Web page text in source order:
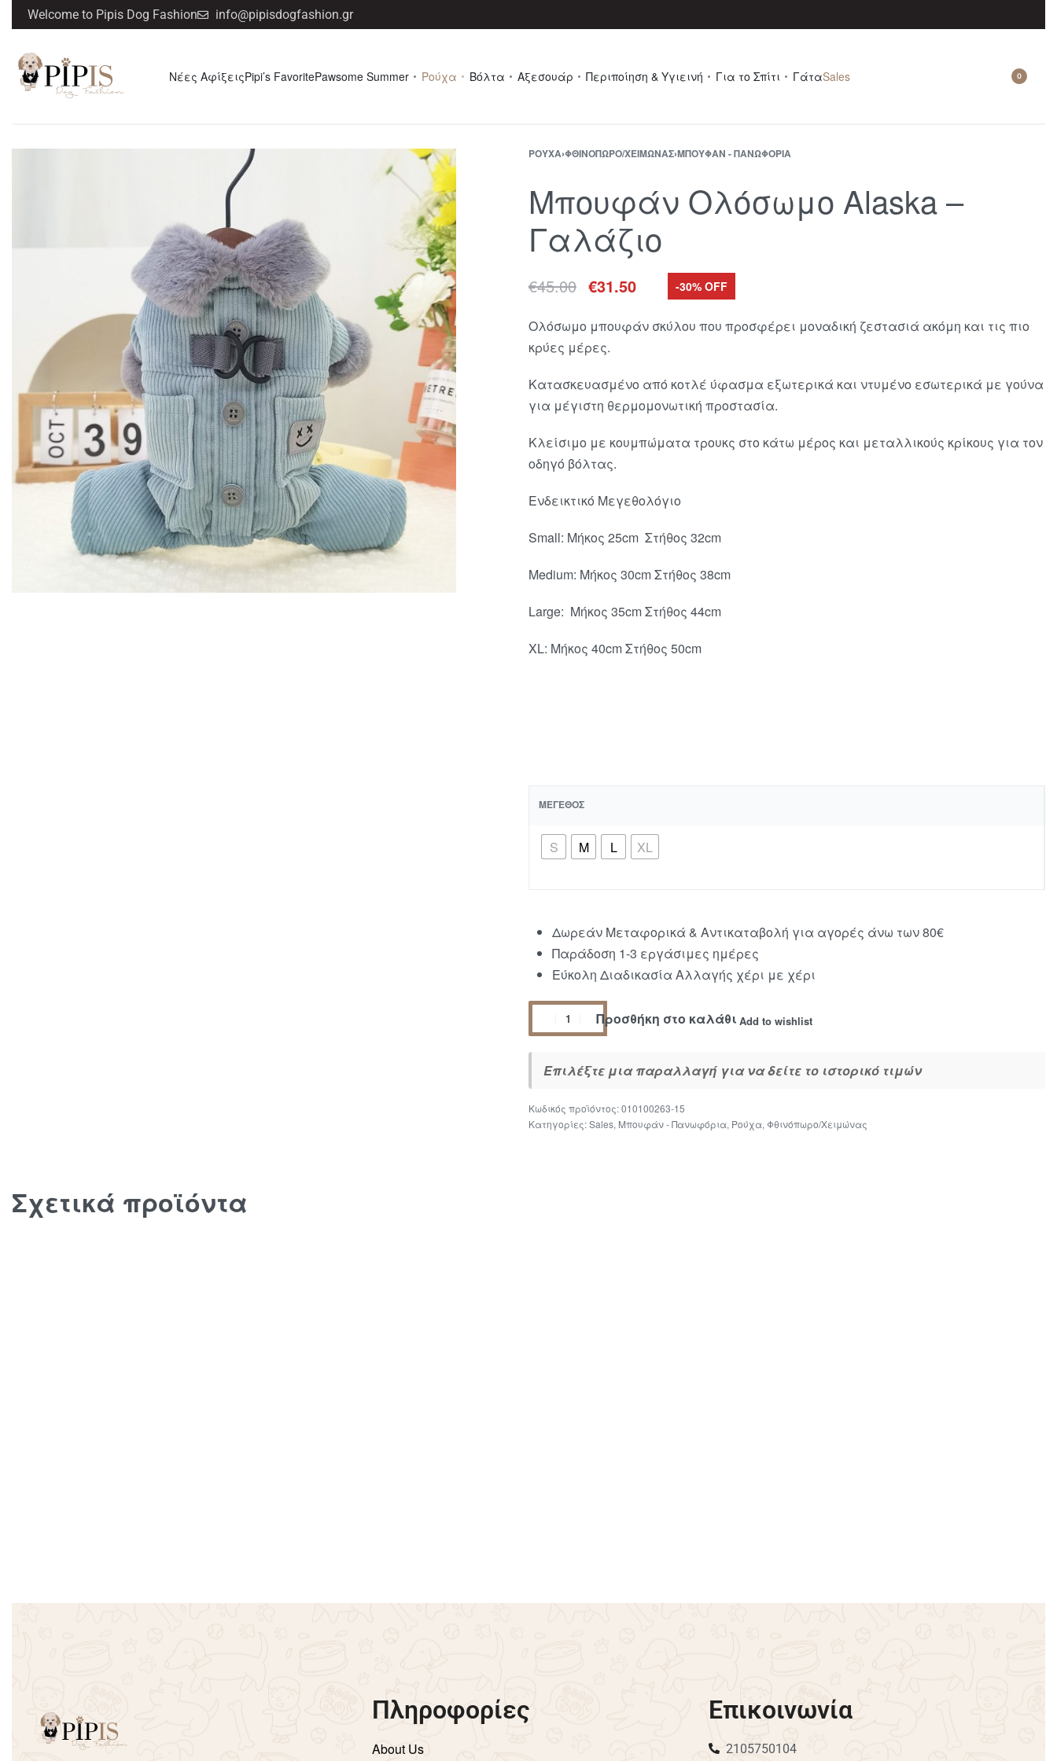
Welcome to Pipis Dog Fashion info@pipisdogfashion.gr
Νέες ΑφίξειςPipi’s FavoritePawsome Summer Ρούχα Βόλτα Αξεσουάρ Περιποίηση & Υγιεινή Για το Σπίτι ΓάταSales 0
ΡΟΎΧΑ›ΦΘΙΝΌΠΩΡΟ/ΧΕΙΜΏΝΑΣ›ΜΠΟΥΦΆΝ - ΠΑΝΩΦΌΡΙΑ
Μπουφάν Ολόσωμο Alaska –
Γαλάζιο
€45.00 €31.50 -30% OFF
Ολόσωμο μπουφάν σκύλου που προσφέρει μοναδική ζεστασιά ακόμη και τις πιο
κρύες μέρες.
Κατασκευασμένο από κοτλέ ύφασμα εξωτερικά και ντυμένο εσωτερικά με γούνα
για μέγιστη θερμομονωτική προστασία.
Κλείσιμο με κουμπώματα τρουκς στο κάτω μέρος και μεταλλικούς κρίκους για τον
οδηγό βόλτας.
Ενδεικτικό Μεγεθολόγιο
Small: Μήκος 25cm Στήθος 32cm
Medium: Μήκος 30cm Στήθος 38cm
Large: Μήκος 35cm Στήθος 44cm
XL: Μήκος 40cm Στήθος 50cm
ΜΈΓΕΘΟΣ
S M L XL
Δωρεάν Μεταφορικά & Αντικαταβολή για αγορές άνω των 80€
Παράδοση 1-3 εργάσιμες ημέρες
Εύκολη Διαδικασία Αλλαγής χέρι με χέρι
Προσθήκη στο καλάθι Add to wishlist
Επιλέξτε μια παραλλαγή για να δείτε το ιστορικό τιμών
010100263-15
Κατηγορίες:Sales, Μπουφάν - Πανωφόρια, Ρούχα, Φθινόπωρο/Χειμώνας
Σχετικά προϊόντα
Επιλογή Επιλογή Επιλογή
Πληροφορίες
About Us
Επικοινωνία
2105750104